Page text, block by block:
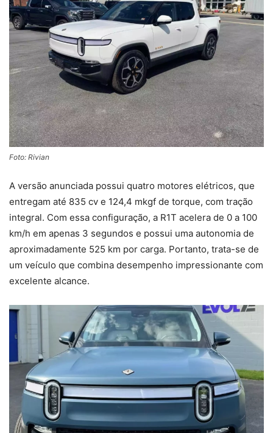
Foto: Rivian
A versão anunciada possui quatro motores elétricos, que
entregam até 835 cv e 124,4 mkgf de torque, com tração
integral. Com essa configuração, a R1T acelera de 0 a 100
km/h em apenas 3 segundos e possui uma autonomia de
aproximadamente 525 km por carga. Portanto, trata-se de
um veículo que combina desempenho impressionante com
excelente alcance.